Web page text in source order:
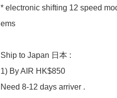
* electronic shifting 12 speed
ems
Ship to Japan 日本 :
1) By AIR HK$850
Need 8-12 days arriver .